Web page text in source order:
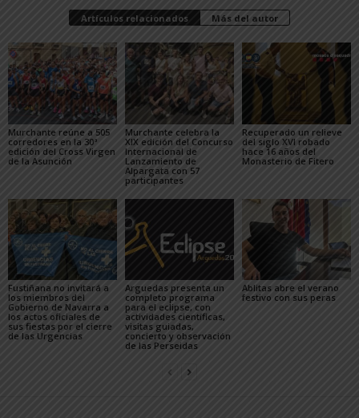
Artículos relacionados Más del autor
Murchante reúne a 505
corredores en la 30ª
edición del Cross Virgen
de la Asunción
Murchante celebra la
XIX edición del Concurso
Internacional de
Lanzamiento de
Alpargata con 57
participantes
Recuperado un relieve
del siglo XVI robado
hace 16 años del
Monasterio de Fitero
Fustiñana no invitará a
los miembros del
Gobierno de Navarra a
los actos oficiales de
sus fiestas por el cierre
de las Urgencias
Arguedas presenta un
completo programa
para el eclipse, con
actividades científicas,
visitas guiadas,
concierto y observación
de las Perseidas
Ablitas abre el verano
festivo con sus peras